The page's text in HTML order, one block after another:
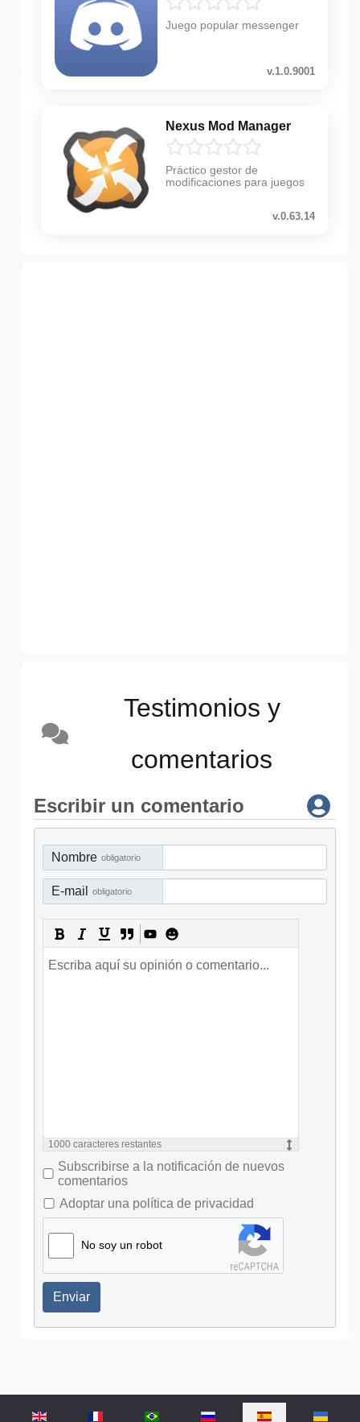
Juego popular messenger
v.1.0.9001
Nexus Mod Manager
Práctico gestor de
modificaciones para juegos
v.0.63.14
Testimonios y
comentarios
Escribir un comentario
Nombre obligatorio
E-mail obligatorio
1000 caracteres restantes
Subscribirse a la notificación de nuevos
comentarios
Adoptar una política de privacidad
No soy un robot
Enviar
Seleccione su idioma